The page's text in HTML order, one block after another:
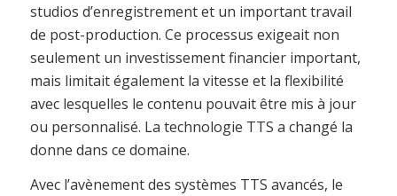
studios d’enregistrement et un important travail
de post-production. Ce processus exigeait non
seulement un investissement financier important,
mais limitait également la vitesse et la flexibilité
avec lesquelles le contenu pouvait être mis à jour
ou personnalisé. La technologie TTS a changé la
donne dans ce domaine.
Avec l’avènement des systèmes TTS avancés, le